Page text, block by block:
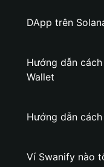
DApp trên
Hướng dẫn
Wallet
Hướng dẫn
Ví Swanify nào